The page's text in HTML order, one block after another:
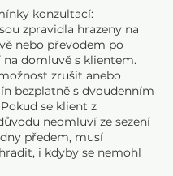
konzultací:
zpravidla hrazeny na
nebo převodem po
na domluvě s klientem.
zrušit anebo
bezplatně s dvoudenním
se klient z
neomluví ze sezení
předem, musí
i kdyby se nemohl